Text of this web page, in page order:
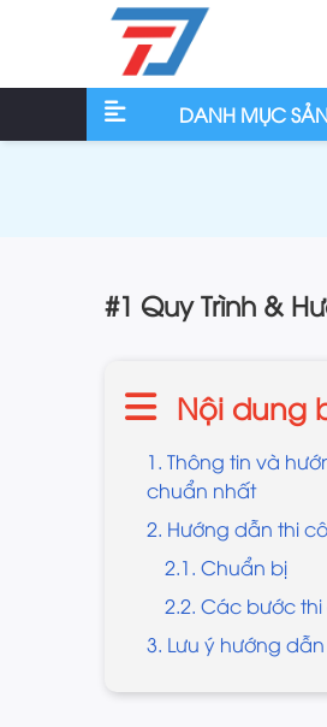
DANH MỤC
#1 Quy Trình &
Nội dung
1. Thông tin và
chuẩn nhất
2. Hướng dẫn thi
2.1. Chuẩn bị
2.2. Các bước
3. Lưu ý hướng